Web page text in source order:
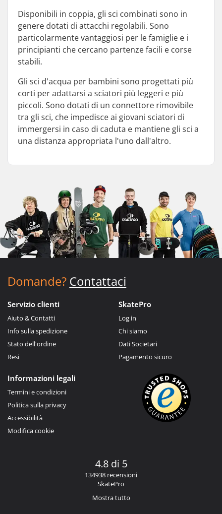
Disponibili in coppia, gli sci combinati sono in
genere dotati di attacchi regolabili. Sono
particolarmente vantaggiosi per le famiglie e i
principianti che cercano partenze facili e corse
stabili.
Gli sci d'acqua per bambini sono progettati più
corti per adattarsi a sciatori più leggeri e più
piccoli. Sono dotati di un connettore rimovibile
tra gli sci, che impedisce ai giovani sciatori di
immergersi in caso di caduta e mantiene gli sci a
una distanza appropriata l'uno dall'altro.
Domande? Contattaci
Servizio clienti
Aiuto & Contatti
Info sulla spedizione
Stato dell'ordine
Resi
SkatePro
Log in
Chi siamo
Dati Societari
Pagamento sicuro
Informazioni legali
Termini e condizioni
Politica sulla privacy
Accessibilità
Modifica cookie
4.8 di 5
134938 recensioni
SkatePro
Mostra tutto